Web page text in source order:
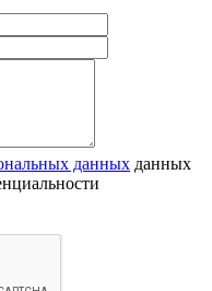
данных данных